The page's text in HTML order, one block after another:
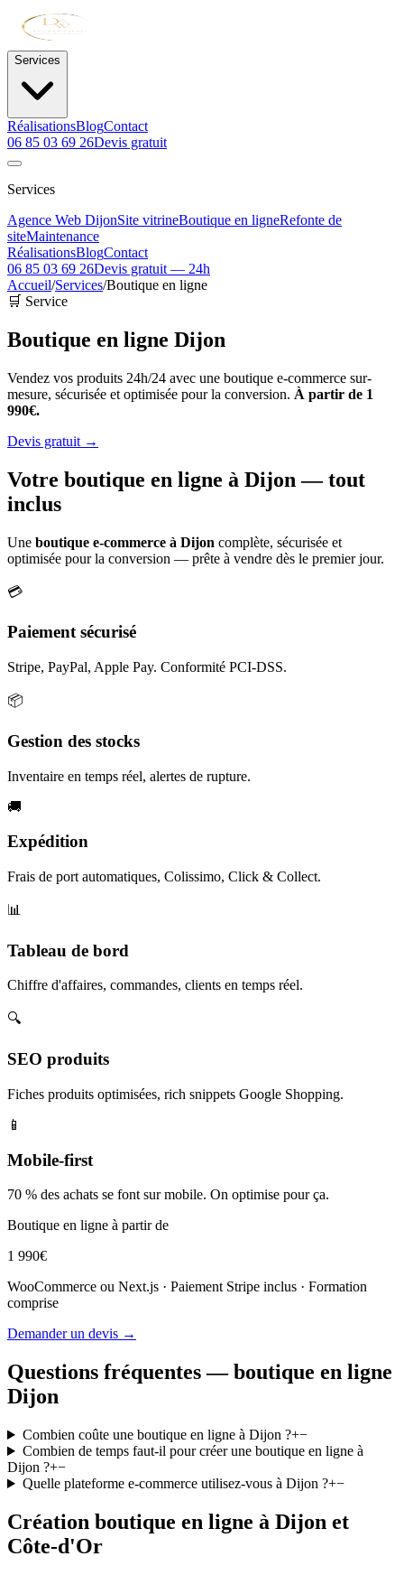
Services
RéalisationsBlogContact
06 85 03 69 26Devis gratuit
Services
Agence Web DijonSite vitrineBoutique en ligneRefonte de
siteMaintenance
RéalisationsBlogContact
06 85 03 69 26Devis gratuit — 24h
Accueil/Services/Boutique en ligne
🛒 Service
Boutique en ligne Dijon
Vendez vos produits 24h/24 avec une boutique e-commerce sur-
mesure, sécurisée et optimisée pour la conversion. À partir de 1
990€.
Devis gratuit →
Votre boutique en ligne à Dijon — tout
inclus
Une boutique e-commerce à Dijon complète, sécurisée et
optimisée pour la conversion — prête à vendre dès le premier jour.
💳
Paiement sécurisé
Stripe, PayPal, Apple Pay. Conformité PCI-DSS.
📦
Gestion des stocks
Inventaire en temps réel, alertes de rupture.
🚚
Expédition
Frais de port automatiques, Colissimo, Click & Collect.
📊
Tableau de bord
Chiffre d'affaires, commandes, clients en temps réel.
🔍
SEO produits
Fiches produits optimisées, rich snippets Google Shopping.
📱
Mobile-first
70 % des achats se font sur mobile. On optimise pour ça.
Boutique en ligne à partir de
1 990€
WooCommerce ou Next.js · Paiement Stripe inclus · Formation
comprise
Demander un devis →
Questions fréquentes — boutique en ligne
Dijon
Combien coûte une boutique en ligne à Dijon ?+−
Combien de temps faut-il pour créer une boutique en ligne à
Dijon ?+−
Quelle plateforme e-commerce utilisez-vous à Dijon ?+−
Création boutique en ligne à Dijon et
Côte-d'Or